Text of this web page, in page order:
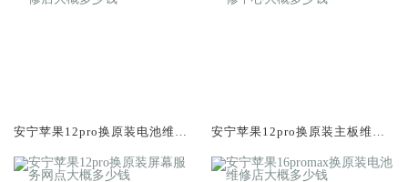
安宁苹果12pro换原装电池维修
安宁苹果12pro换原装主板维修